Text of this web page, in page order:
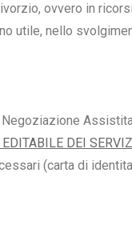
ovvero in
utile, nello
DEI
(carta di